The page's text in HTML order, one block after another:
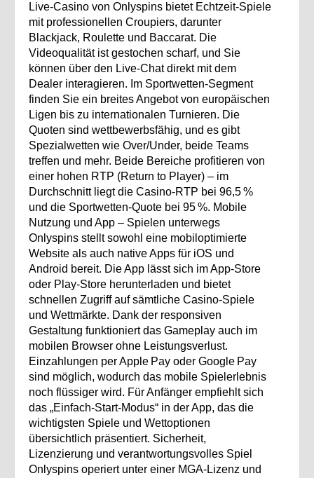
Live‑Casino von Onlyspins bietet Echtzeit‑Spiele
mit professionellen Croupiers, darunter
Blackjack, Roulette und Baccarat. Die
Videoqualität ist gestochen scharf, und Sie
können über den Live‑Chat direkt mit dem
Dealer interagieren. Im Sportwetten‑Segment
finden Sie ein breites Angebot von europäischen
Ligen bis zu internationalen Turnieren. Die
Quoten sind wettbewerbsfähig, und es gibt
Spezialwetten wie Over/Under, beide Teams
treffen und mehr. Beide Bereiche profitieren von
einer hohen RTP (Return to Player) – im
Durchschnitt liegt die Casino‑RTP bei 96,5 %
und die Sportwetten‑Quote bei 95 %. Mobile
Nutzung und App – Spielen unterwegs
Onlyspins stellt sowohl eine mobiloptimierte
Website als auch native Apps für iOS und
Android bereit. Die App lässt sich im App‑Store
oder Play‑Store herunterladen und bietet
schnellen Zugriff auf sämtliche Casino‑Spiele
und Wettmärkte. Dank der responsiven
Gestaltung funktioniert das Gameplay auch im
mobilen Browser ohne Leistungsverlust.
Einzahlungen per Apple Pay oder Google Pay
sind möglich, wodurch das mobile Spielerlebnis
noch flüssiger wird. Für Anfänger empfiehlt sich
das „Einfach‑Start‑Modus“ in der App, das die
wichtigsten Spiele und Wettoptionen
übersichtlich präsentiert. Sicherheit,
Lizenzierung und verantwortungsvolles Spiel
Onlyspins operiert unter einer MGA‑Lizenz und